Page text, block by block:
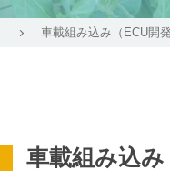
車載組み込み（ECU開
車載組み込み